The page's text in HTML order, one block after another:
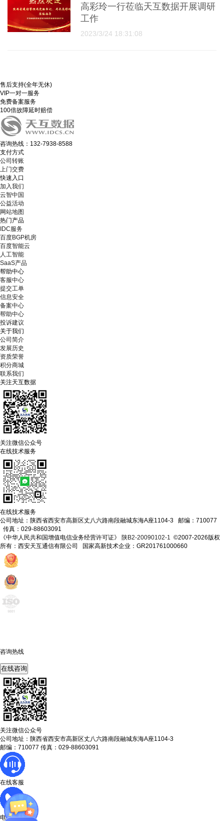
高彩玲一行莅临天互数据开展调研
工作
2023/3/24 18:31:08
售后支持(全年无休)
VIP一对一服务
免费备案服务
100倍故障延时赔偿
咨询热线：132-7938-8588
支付方式
公司转账
上门交费
快速入口
加入我们
云智中国
公益活动
网站地图
热门产品
IDC服务
百度BGP机房
百度智能云
人工智能
SaaS产品
帮助中心
客服中心
提交工单
信息安全
备案中心
帮助中心
投诉建议
关于我们
公司简介
发展历史
资质荣誉
积分商城
联系我们
关注天互数据
关注微信公众号
在线技术服务
在线技术服务
公司地址：陕西省西安市高新区丈八六路南段融城东海A座1104-3 邮编：710077
传真：029-88603091
《中华人民共和国增值电信业务经营许可证》 陕B2-20090102-1 ©2007-2026版权
所有：西安天互通信有限公司 国家高新技术企业：GR201761000660
咨询热线
在线咨询
关注微信公众号
公司地址：陕西省西安市高新区丈八六路南段融城东海A座1104-3
邮编：710077 传真：029-88603091
在线客服
电话咨询